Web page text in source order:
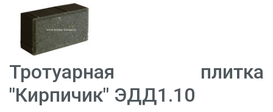
Тротуарная плитка
"Кирпичик" ЭДД1.10